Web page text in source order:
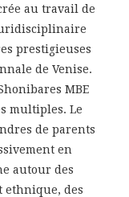
au travail de
prestigieuses
de Venise.
MBE
multiples. Le
de parents
en
autour des
ethnique, des